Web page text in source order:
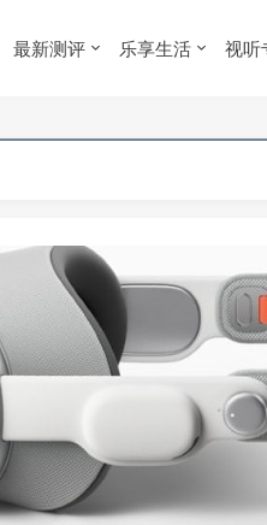
最新测评 乐享生活 视听